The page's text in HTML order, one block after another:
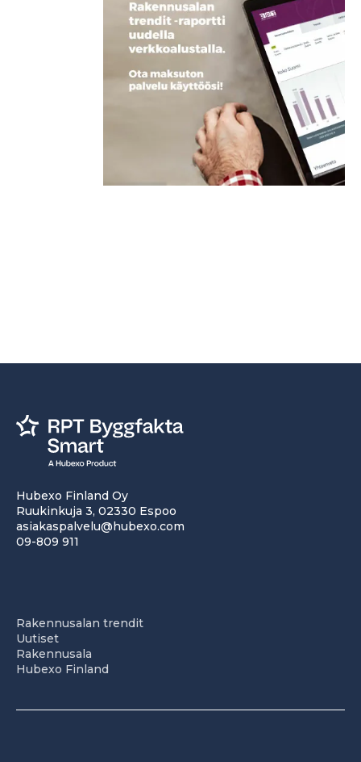
Hubexo Finland Oy
Ruukinkuja 3, 02330 Espoo
asiakaspalvelu@hubexo.com
09-809 911
Rakennusalan trendit
Uutiset
Rakennusala
Hubexo Finland